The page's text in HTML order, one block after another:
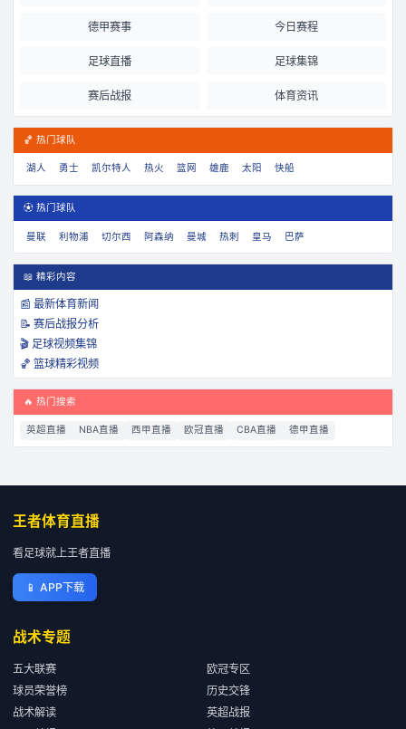
德甲赛事 今日赛程
足球直播 足球集锦
赛后战报 体育资讯
🏀 热门球队
湖人 勇士 凯尔特人 热火 篮网 雄鹿 太阳 快船
⚽ 热门球队
曼联 利物浦 切尔西 阿森纳 曼城 热刺 皇马 巴萨
📖 精彩内容
📰 最新体育新闻
📝 赛后战报分析
🎬 足球视频集锦
🏀 篮球精彩视频
🔥 热门搜索
英超直播 NBA直播 西甲直播 欧冠直播 CBA直播 德甲直播
王者体育直播
看足球就上王者直播
📱 APP下载
战术专题
五大联赛
欧冠专区
球员荣誉榜
历史交锋
战术解读
英超战报